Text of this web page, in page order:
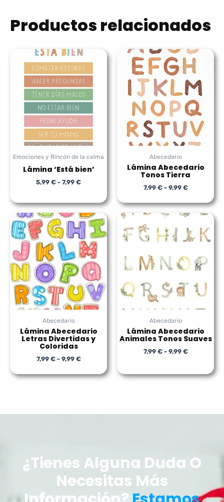
Productos relacionados
Emociones y Rincón de la calma
Lámina ‘Está bien’
5,99 € - 7,99 €
Rango
de
precios:
desde
5,99 €
hasta
7,99 €
Abecedario
Lámina Abecedario
Tonos Tierra
7,99 € - 9,99 €
Rango
de
precios:
desde
7,99 €
hasta
9,99 €
Abecedario
Lámina Abecedario
Letras Divertidas y
Coloridas
7,99 € - 9,99 €
Rango
de
precios:
desde
7,99 €
hasta
9,99 €
Abecedario
Lámina Abecedario
Animales Tonos Suaves
7,99 € - 9,99 €
Rango
precios:
desde
hasta
9,99 €
¿Tienes Alguna Duda O
Necesitas Más